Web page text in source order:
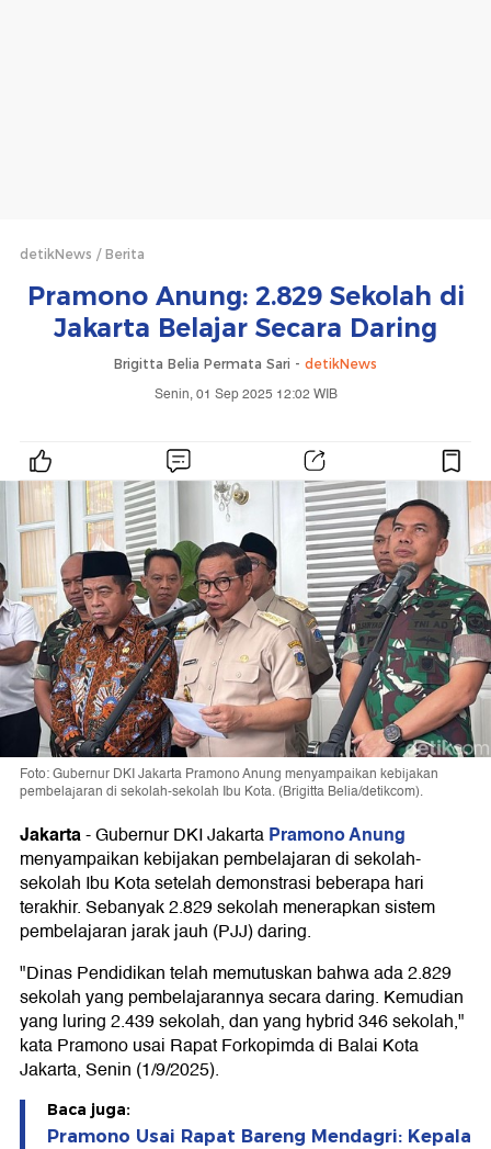
detikNews Berita
Pramono Anung: 2.829 Sekolah di
Jakarta Belajar Secara Daring
Brigitta Belia Permata Sari - detikNews
Senin, 01 Sep 2025 12:02 WIB
Foto: Gubernur DKI Jakarta Pramono Anung menyampaikan kebijakan
pembelajaran di sekolah-sekolah Ibu Kota. (Brigitta Belia/detikcom).
Jakarta-Gubernur DKI JakartaPramono Anung
menyampaikan kebijakan pembelajaran di sekolah-
sekolah Ibu Kota setelah demonstrasi beberapa hari
terakhir. Sebanyak 2.829 sekolah menerapkan sistem
pembelajaran jarak jauh (PJJ) daring.
"Dinas Pendidikan telah memutuskan bahwa ada 2.829
sekolah yang pembelajarannya secara daring. Kemudian
yang luring 2.439 sekolah, dan yang hybrid 346 sekolah,"
kata Pramono usai Rapat Forkopimda di Balai Kota
Jakarta, Senin (1/9/2025).
Baca juga:
Pramono Usai Rapat Bareng Mendagri: Kepala